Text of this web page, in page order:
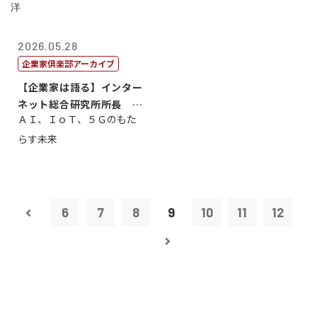
2026.05.28
企業家倶楽部アーカイブ
【企業家は語る】インター
ネット総合研究所所長 ブ
ロードバンド...
ＡＩ、ＩｏＴ、５Ｇのもた
らす未来
6 7 8 9 10 11 12